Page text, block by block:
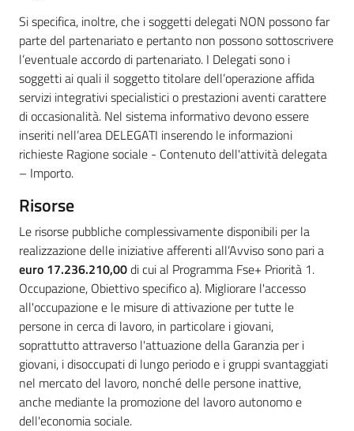
Si specifica, inoltre, che i soggetti delegati NON possono far
parte del partenariato e pertanto non possono sottoscrivere
l’eventuale accordo di partenariato. I Delegati sono i
soggetti ai quali il soggetto titolare dell’operazione affida
servizi integrativi specialistici o prestazioni aventi carattere
di occasionalità. Nel sistema informativo devono essere
inseriti nell’area DELEGATI inserendo le informazioni
richieste Ragione sociale - Contenuto dell'attività delegata
– Importo.
Risorse
Le risorse pubbliche complessivamente disponibili per la
realizzazione delle iniziative afferenti all’Avviso sono pari a
euro 17.236.210,00di cui al Programma Fse+ Priorità 1.
Occupazione, Obiettivo specifico a). Migliorare l'accesso
all'occupazione e le misure di attivazione per tutte le
persone in cerca di lavoro, in particolare i giovani,
soprattutto attraverso l'attuazione della Garanzia per i
giovani, i disoccupati di lungo periodo e i gruppi svantaggiati
nel mercato del lavoro, nonché delle persone inattive,
anche mediante la promozione del lavoro autonomo e
dell'economia sociale.